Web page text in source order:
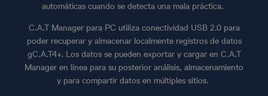
automáticas cuando se detecta una mala práctica.
C.A.T Manager para PC utiliza conectividad USB 2.0 para
poder recuperar y almacenar localmente registros de datos
gC.A.T4+. Los datos se pueden exportar y cargar en C.A.T
Manager en línea para su posterior análisis, almacenamiento
y para compartir datos en múltiples sitios.